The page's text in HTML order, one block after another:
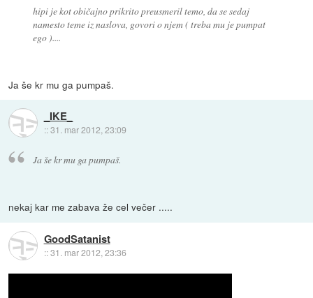
hipi je kot običajno prikrito preusmeril temo, da se sedaj
namesto teme iz naslova, govori o njem ( treba mu je pumpat
ego )....
Ja še kr mu ga pumpaš.
_IKE_
::31. mar 2012, 23:09
Ja še kr mu ga pumpaš.
nekaj kar me zabava že cel večer .....
GoodSatanist
::31. mar 2012, 23:36